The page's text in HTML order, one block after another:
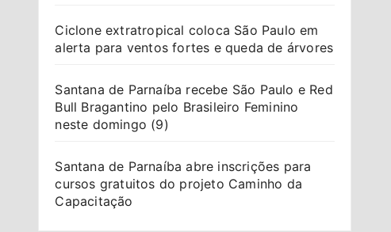
Ciclone extratropical coloca São Paulo em
alerta para ventos fortes e queda de árvores
Santana de Parnaíba recebe São Paulo e Red
Bull Bragantino pelo Brasileiro Feminino
neste domingo (9)
Santana de Parnaíba abre inscrições para
cursos gratuitos do projeto Caminho da
Capacitação